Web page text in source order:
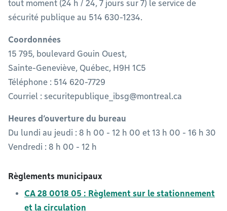
tout moment (24 h / 24, 7 jours sur 7) le service de
sécurité publique au 514 630-1234.
Coordonnées
15 795, boulevard Gouin Ouest,
Sainte-Geneviève, Québec, H9H 1C5
Téléphone : 514 620-7729
Courriel : securitepublique_ibsg@montreal.ca
Heures d’ouverture du bureau
Du lundi au jeudi : 8 h 00 - 12 h 00 et 13 h 00 - 16 h 30
Vendredi : 8 h 00 - 12 h
Règlements municipaux
CA 28 0018 05 : Règlement sur le stationnement
et la circulation